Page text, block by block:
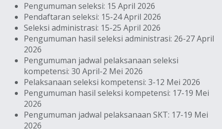
Pengumuman seleksi: 15 April 2026
Pendaftaran seleksi: 15-24 April 2026
Seleksi administrasi: 15-25 April 2026
Pengumuman hasil seleksi administrasi: 26-27 April
2026
Pengumuman jadwal pelaksanaan seleksi
kompetensi: 30 April-2 Mei 2026
Pelaksanaan seleksi kompetensi: 3-12 Mei 2026
Pengumuman hasil seleksi kompetensi: 17-19 Mei
2026
Pengumuman jadwal pelaksanaan SKT: 17-19 Mei
2026